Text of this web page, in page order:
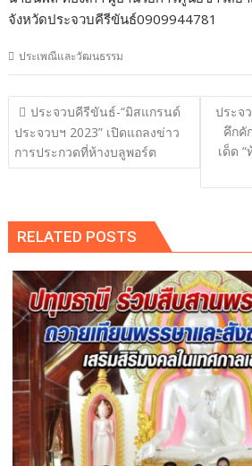
จังหวัดประจวบคีรีขันธ์0909944781
ประเพณีและวัฒนธรรม
แนะแนว
เรื่อง
ประจวบคีรีขันธ์-“มิสแกรนด์
ประจวบฯ 2023” เปิดแถลงข่าว
การประกวดที่ห้างบลูพอร์ต
ประจ
คึกคั
เด็ด
RELATED POSTS